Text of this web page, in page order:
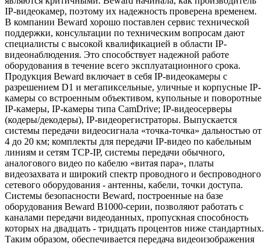
IP-видеокамер, поэтому их надежность проверена временем.
В компании Beward хорошо поставлен сервис технической
поддержки, консультации по техническим вопросам дают
специалисты с высокой квалификацией в области IP-
видеонаблюдения. Это способствует надежной работе
оборудования в течение всего эксплуатационного срока.
Продукция Beward включает в себя IP-видеокамеры с
разрешением D1 и мегапиксельные, уличные и корпусные IP-
камеры со встроенным объективом, купольные и поворотные
IP-камеры, IP-камеры типа CamDrive; IP-видеосерверы
(кодеры/декодеры), IP-видеорегистраторы. Выпускается
системы передачи видеосигнала «точка-точка» дальностью от
4 до 20 км; комплекты для передачи IP-видео по кабельным
линиям и сетям TCP-IP, системы передачи обычного,
аналогового видео по кабелю «витая пара», платы
видеозахвата и широкий спектр проводного и беспроводного
сетевого оборудования - антенны, кабели, точки доступа.
Системы безопасности Beward, построенные на базе
оборудования Beward B1000-серии, позволяют работать с
каналами передачи видеоданных, пропускная способность
которых на двадцать - тридцать процентов ниже стандартных.
Таким образом, обеспечивается передача видеоизображения